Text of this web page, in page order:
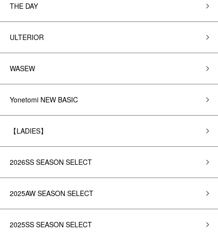
THE DAY
ULTERIOR
WASEW
Yonetomi NEW BASIC
【LADIES】
2026SS SEASON SELECT
2025AW SEASON SELECT
2025SS SEASON SELECT